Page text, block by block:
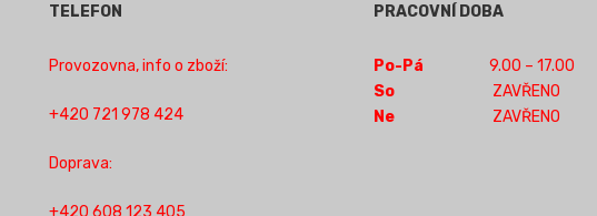
TELEFON
Provozovna, info o zboží:
+420 721 978 424
Doprava:
+420 608 123 405
PRACOVNÍ DOBA
Po-Pá
9.00 – 17.00
So
ZAVŘENO
Ne
ZAVŘENO